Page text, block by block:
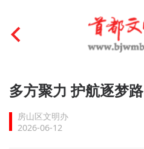
首页
文明创建
多方聚力 护航逐梦路
房山区文明办
2026-06-12